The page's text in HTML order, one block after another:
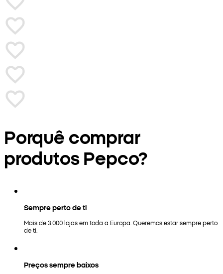
Porquê comprar
produtos Pepco?
Sempre perto de ti
Mais de 3.000 lojas em toda a Europa. Queremos estar sempre perto
de ti.
Preços sempre baixos